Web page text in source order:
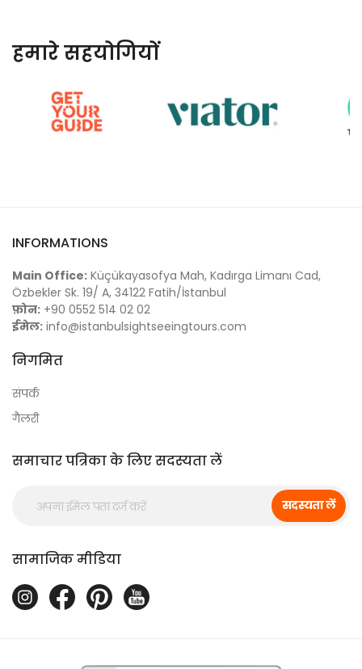
हमारे सहयोगियों
INFORMATIONS
Main Office: Küçükayasofya Mah, Kadırga Limanı Cad,
Özbekler Sk. 19/ A, 34122 Fatih/İstanbul
फ़ोन: +90 0552 514 02 02
ईमेल: info@istanbulsightseeingtours.com
निगमित
संपर्क
गैलरी
समाचार पत्रिका के लिए सदस्यता लें
सदस्यता लें
सामाजिक मीडिया